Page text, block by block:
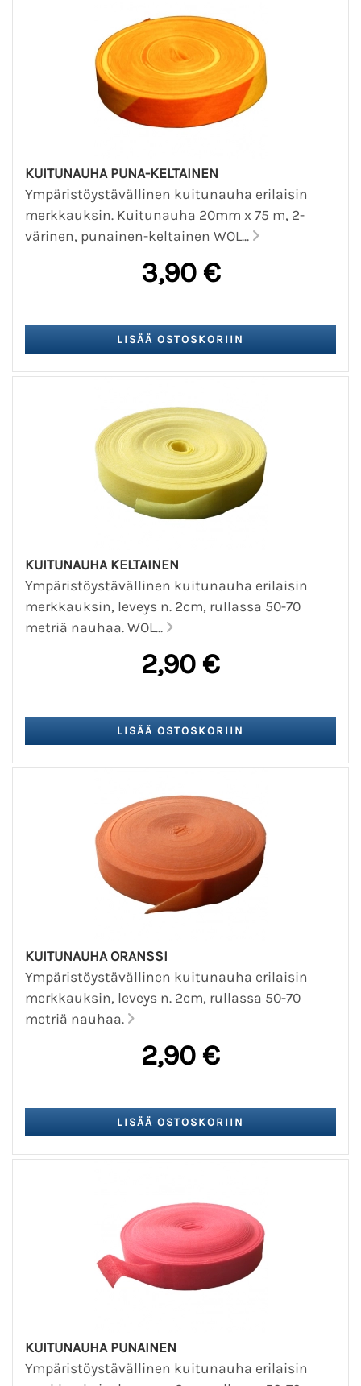
KUITUNAUHA PUNA-KELTAINEN
Ympäristöystävällinen kuitunauha erilaisin
merkkauksin. Kuitunauha 20mm x 75 m, 2-
värinen, punainen-keltainen WOL...
3,90 €
KUITUNAUHA KELTAINEN
Ympäristöystävällinen kuitunauha erilaisin
merkkauksin, leveys n. 2cm, rullassa 50-70
metriä nauhaa. WOL...
2,90 €
KUITUNAUHA ORANSSI
Ympäristöystävällinen kuitunauha erilaisin
merkkauksin, leveys n. 2cm, rullassa 50-70
metriä nauhaa.
2,90 €
KUITUNAUHA PUNAINEN
Ympäristöystävällinen kuitunauha erilaisin